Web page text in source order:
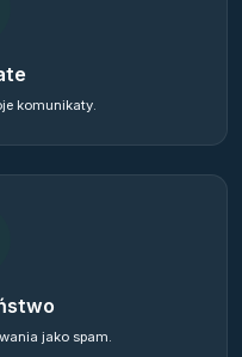
komunikaty.
jako spam.